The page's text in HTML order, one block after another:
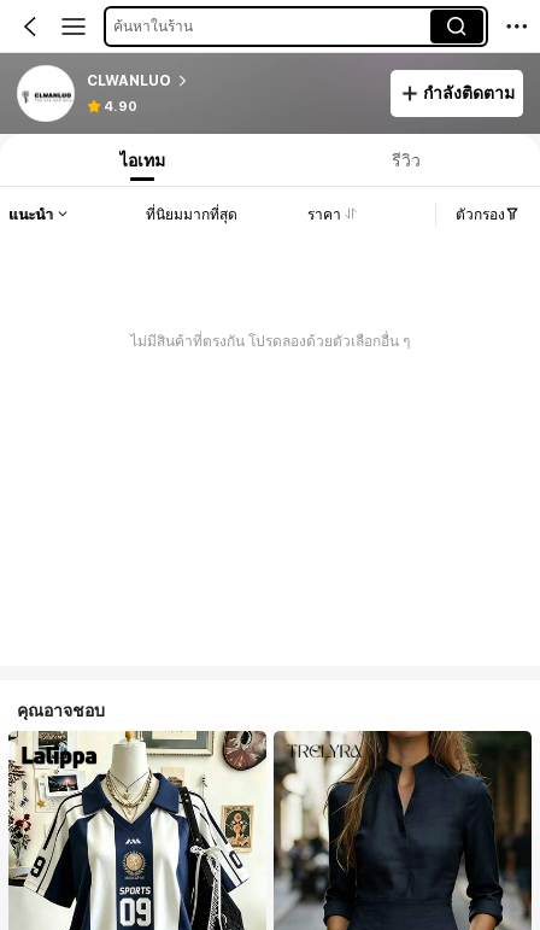
ค้นหาในร้าน
CLWANLUO
4.90
กำลังติดตาม
ไอเทม รีวิว
แนะนำ ที่นิยมมากที่สุด ราคา ตัวกรอง
ไม่มีสินค้าที่ตรงกัน โปรดลองด้วยตัวเลือกอื่น ๆ
คุณอาจชอบ